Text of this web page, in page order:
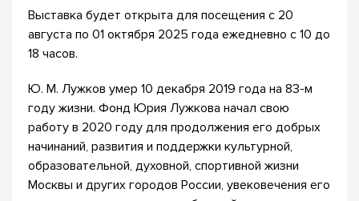
Выставка будет открыта для посещения с 20
августа по 01 октября 2025 года ежедневно с 10 до
18 часов.
Ю. М. Лужков умер 10 декабря 2019 года на 83-м
году жизни. Фонд Юрия Лужкова начал свою
работу в 2020 году для продолжения его добрых
начинаний, развития и поддержки культурной,
образовательной, духовной, спортивной жизни
Москвы и других городов России, увековечения его